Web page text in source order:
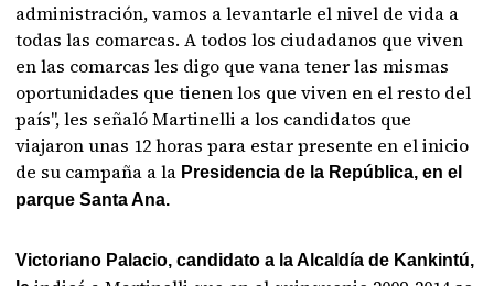
administración, vamos a levantarle el nivel de vida a
todas las comarcas. A todos los ciudadanos que viven
en las comarcas les digo que vana tener las mismas
oportunidades que tienen los que viven en el resto del
país", les señaló Martinelli a los candidatos que
viajaron unas 12 horas para estar presente en el inicio
de su campaña a la Presidencia de la República, en el
parque Santa Ana.
Victoriano Palacio, candidato a la Alcaldía de Kankintú,